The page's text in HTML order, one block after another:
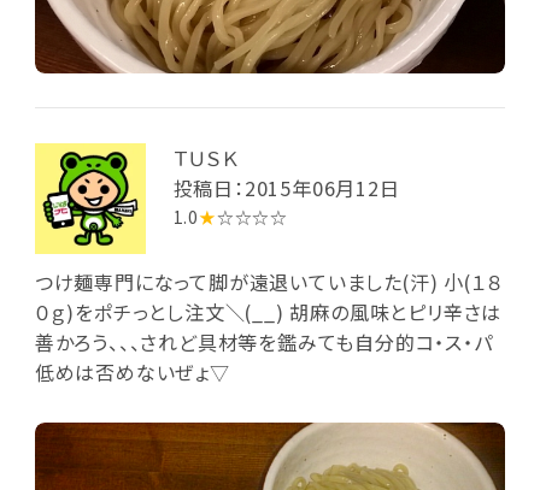
ＴＵＳＫ
投稿日：2015年06月12日
1.0★☆☆☆☆
つけ麺専門になって脚が遠退いていました(汗) 小(１８
０ｇ)をポチっとし注文＼(__) 胡麻の風味とピリ辛さは
善かろう、、、されど具材等を鑑みても自分的コ・ス・パ
低めは否めないぜょ▽